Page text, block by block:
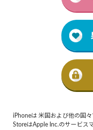
iPhoneは 米国および他の国
StoreはApple Inc.のサービス